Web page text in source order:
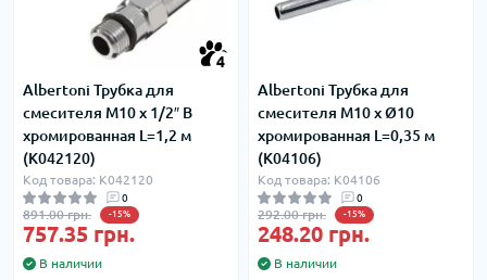
4
Albertoni Трубка для
смесителя М10 х 1/2″ В
хромированная L=1,2 м
(K042120)
Код товара: K042120
0
891.00 грн. -15%
757.35 грн.
В наличии
Albertoni Трубка для
смесителя М10 х Ø10
хромированная L=0,35 м
(K04106)
Код товара: K04106
0
292.00 грн. -15%
248.20 грн.
В наличии